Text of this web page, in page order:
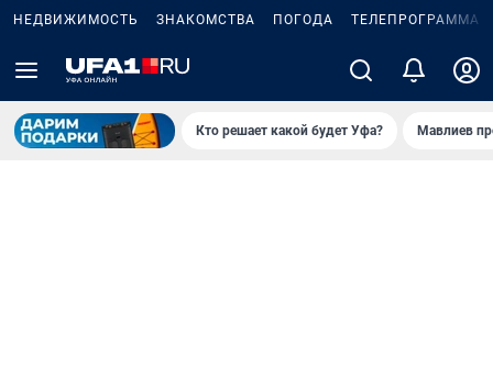
НЕДВИЖИМОСТЬ ЗНАКОМСТВА ПОГОДА ТЕЛЕПРОГРАММА
Кто решает какой будет Уфа? Мавлиев